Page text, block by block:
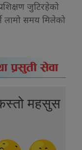
जुटिरहेको
लामो समय मिलेको
महसुस